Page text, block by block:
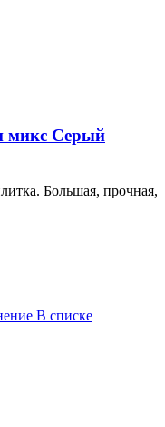
микс Серый
Большая, прочная,
В списке